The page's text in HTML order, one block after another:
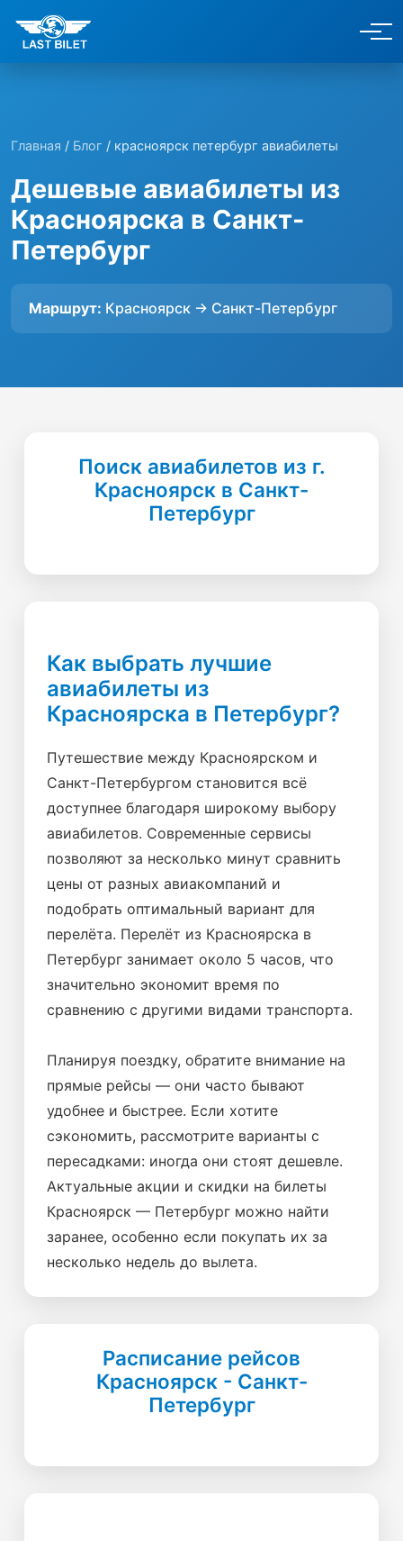
Главная / Блог / красноярск петербург авиабилеты
Дешевые авиабилеты из
Красноярска в Санкт-
Петербург
Маршрут: Красноярск → Санкт-Петербург
Поиск авиабилетов из г.
Красноярск в Санкт-
Петербург
Как выбрать лучшие
авиабилеты из
Красноярска в Петербург?
Путешествие между Красноярском и
Санкт-Петербургом становится всё
доступнее благодаря широкому выбору
авиабилетов. Современные сервисы
позволяют за несколько минут сравнить
цены от разных авиакомпаний и
подобрать оптимальный вариант для
перелёта. Перелёт из Красноярска в
Петербург занимает около 5 часов, что
значительно экономит время по
сравнению с другими видами транспорта.
Планируя поездку, обратите внимание на
прямые рейсы — они часто бывают
удобнее и быстрее. Если хотите
сэкономить, рассмотрите варианты с
пересадками: иногда они стоят дешевле.
Актуальные акции и скидки на билеты
Красноярск — Петербург можно найти
заранее, особенно если покупать их за
несколько недель до вылета.
Расписание рейсов
Красноярск - Санкт-
Петербург